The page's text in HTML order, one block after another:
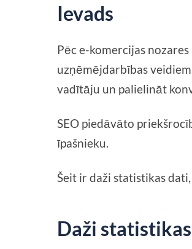
Ievads
Pēc e-komercijas
uzņēmējdarbības
vadītāju un palielināt
SEO piedāvāto
īpašnieku.
Šeit ir daži statistikas
Daži